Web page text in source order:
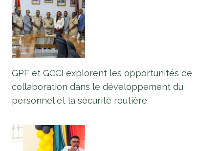
GPF et GCCI explorent les opportunités de
collaboration dans le développement du
personnel et la sécurité routière